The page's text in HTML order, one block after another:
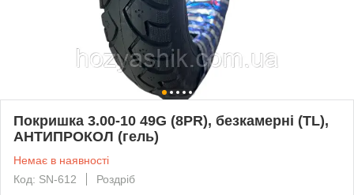
Покришка 3.00-10 49G (8PR), безкамерні (TL),
АНТИПРОКОЛ (гель)
Немає в наявності
Код: SN-612
Роздріб